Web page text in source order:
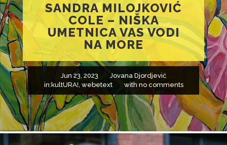
SANDRA MILOJKOVIĆ
COLE – NIŠKA
UMETNICA VAS VODI
NA MORE
Jun 23, 2023
Jovana Djordjević
in: kultURA!, webetext with no comments